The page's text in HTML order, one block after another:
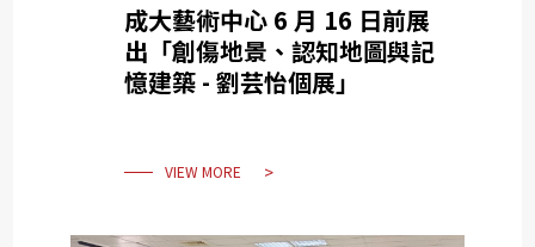
成大藝術中心 6 月 16 日前展
出「創傷地景、認知地圖與記
憶建築 - 劉芸怡個展」
VIEW MORE